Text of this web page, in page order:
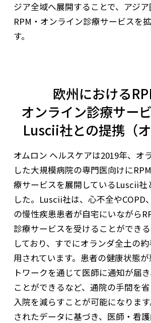
ジア全域へ展開することで、アジ
RPM・オンライン診療サービスを
す。
欧州における
オンライン診療サー
Luscii社との提携（オ
オムロン ヘルスケアは2019年、オ
した大規模病院の専門医向けに
療サービスを展開しているLuscii社
した。Luscii社は、心不全やCOPD
の慢性疾患患者が自宅にいながら
診療サービスを受けることができ
しており、すでにオランダ全土の
用されています。患者の健康状態
トワークを通じて医師に通知が届
ことができるなど、通院の手間を省
入院を減らすことが可能になりま
されたデータに基づき、医師・看